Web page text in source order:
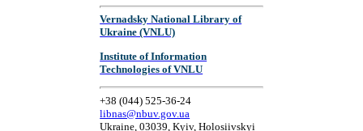
Vernadsky National Library of
Ukraine (VNLU)
Institute of Information
Technologies of VNLU
+38 (044) 525-36-24
libnas@nbuv.gov.ua
Ukraine, 03039, Kyiv, Holosiivskyi